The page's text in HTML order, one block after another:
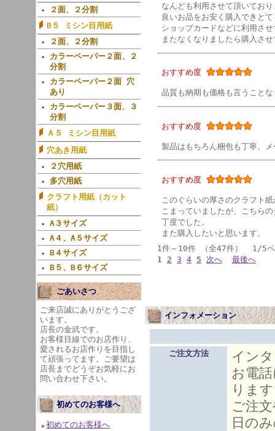
２面、２分割
B５ ミシン目用紙
２面、２分割
カラーペーパー２面、２
分割
カラーペーパー２面 穴
あり
カラーペーパー３面、３
分割
Ａ５ ミシン目用紙
穴あき用紙
２穴用紙
多穴用紙
クラフト用紙（カット
紙）
A３サイズ
A４、A５サイズ
B４サイズ
B５、B６サイズ
ごあいさつ
ご来店誠にありがとうござ
います。
店長の金武です。
お客様目線でのお店作り、
愛されるお店作りを目指し
て頑張ってます。ご要望は
店長までどうぞお気軽にお
問い合わせ下さい。
初めてのお客様へ
初めてのお客様へ
なんども利用させて頂いており
良いお品をお安く購入できと
ショップカードなどに利用さ
またなくなりましたら購入さ
おすすめ度
品質も納期も価格も言うことな
おすすめ度
製品はもちろん梱包も丁寧。
おすすめ度
このぐらいの厚さのクラフト
こまっていましたが、こちら
丁度でした。
また購入したいと思います。
1件～10件 （全47件） 1/5ペ
1
2 3 4 5 次へ 最後へ
インフォメーション
ご注文方法
イン
お電
りま
ご注
日の